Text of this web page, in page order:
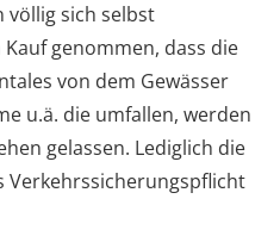
völlig sich selbst
genommen, dass die
von dem Gewässer
u.ä. die umfallen, werden
gelassen. Lediglich die
Verkehrssicherungspflicht